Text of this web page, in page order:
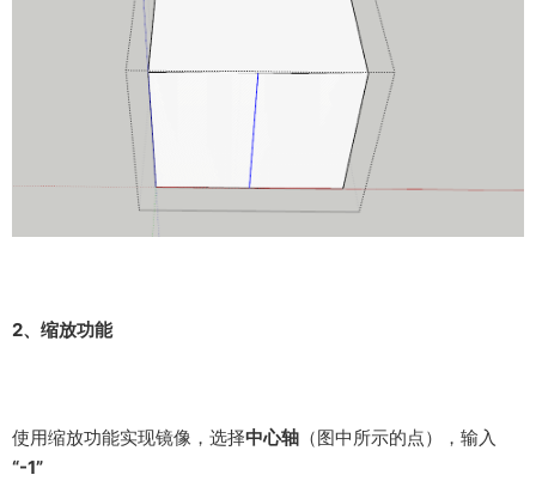
2、缩放功能
使用缩放功能实现镜像，选择中心轴 （图中所示的点），输入
“-1”